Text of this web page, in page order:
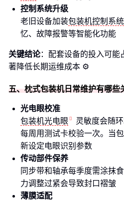
控制系统升级
老旧设备加装包装机控制系统
忆、故障报警等智能化功能
关键结论：配套设备的投入可能
著降低长期运维成本 ⚙️
五、枕式包装机日常维护有哪些
光电眼校准
包装机光电眼
灵敏度会随
每周用测试卡校验一次。当
新设定电眼识别参数
传动部件保养
同步带和轴承每季度需涂抹
力调整过紧会导致封口褶皱
薄膜适配